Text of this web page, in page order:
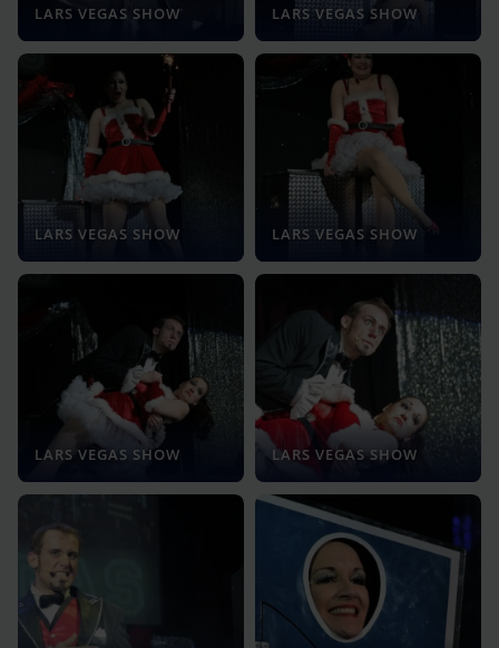
LARS VEGAS SHOW LARS VEGAS SHOW
LARS VEGAS SHOW LARS VEGAS SHOW
LARS VEGAS SHOW LARS VEGAS SHOW